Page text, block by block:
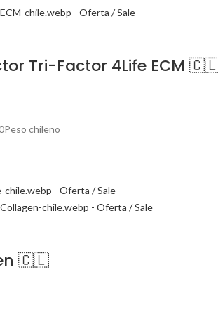
Tri-Factor 4Life ECM
El
$35.858,00.
Peso chileno
🇨🇱